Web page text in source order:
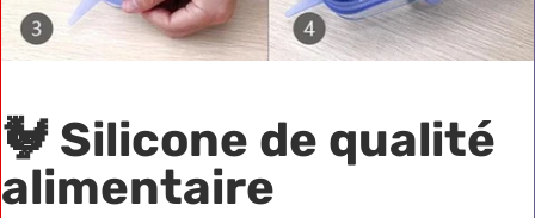
🐓 Silicone de qualité
alimentaire